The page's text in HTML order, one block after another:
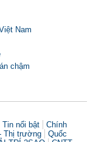
Nam
chậm
Tin nổi bật
Chính
Thị trường
Quốc